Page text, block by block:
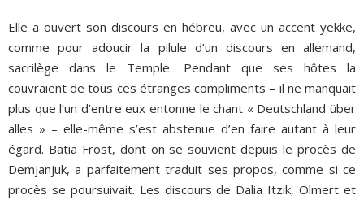
Elle a ouvert son discours en hébreu, avec un accent yekke,
comme pour adoucir la pilule d’un discours en allemand,
sacrilège dans le Temple. Pendant que ses hôtes la
couvraient de tous ces étranges compliments – il ne manquait
plus que l’un d’entre eux entonne le chant « Deutschland über
alles » – elle-même s’est abstenue d’en faire autant à leur
égard. Batia Frost, dont on se souvient depuis le procès de
Demjanjuk, a parfaitement traduit ses propos, comme si ce
procès se poursuivait. Les discours de Dalia Itzik, Olmert et